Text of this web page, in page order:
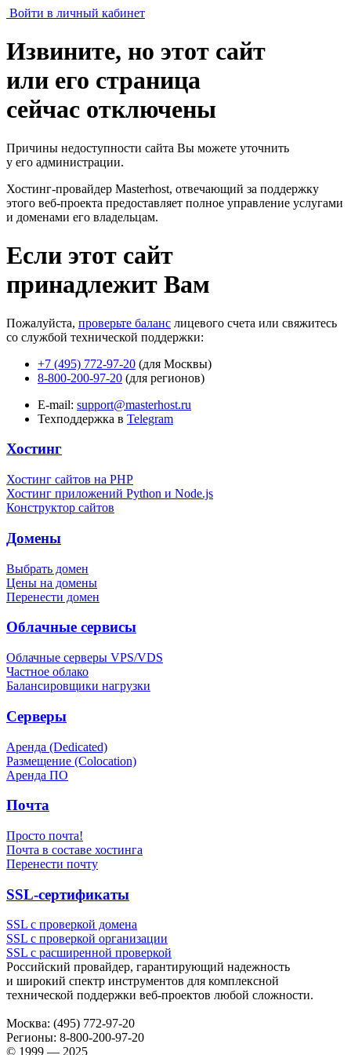
Войти в личный кабинет
Извините, но этот сайт
или его страница
сейчас отключены
Причины недоступности сайта Вы можете уточнить
у его администрации.
Хостинг-провайдер Masterhost, отвечающий за поддержку
этого веб-проекта предоставляет полное управление услугами
и доменами его владельцам.
Если этот сайт
принадлежит Вам
Пожалуйста, проверьте баланс лицевого счета или свяжитесь
со службой технической поддержки:
+7 (495) 772-97-20 (для Москвы)
8-800-200-97-20 (для регионов)
E-mail: support@masterhost.ru
Техподдержка в Telegram
Хостинг
Хостинг сайтов на PHP
Хостинг приложений Python и Node.js
Конструктор сайтов
Домены
Выбрать домен
Цены на домены
Перенести домен
Облачные сервисы
Облачные серверы VPS/VDS
Частное облако
Балансировщики нагрузки
Серверы
Аренда (Dedicated)
Размещение (Colocation)
Аренда ПО
Почта
Просто почта!
Почта в составе хостинга
Перенести почту
SSL-сертификаты
SSL с проверкой домена
SSL с проверкой организации
SSL с расширенной проверкой
Российский провайдер, гарантирующий надежность
и широкий спектр инструментов для комплексной
технической поддержки веб-проектов любой сложности.
Москва: (495) 772-97-20
Регионы: 8-800-200-97-20
© 1999 — 2025